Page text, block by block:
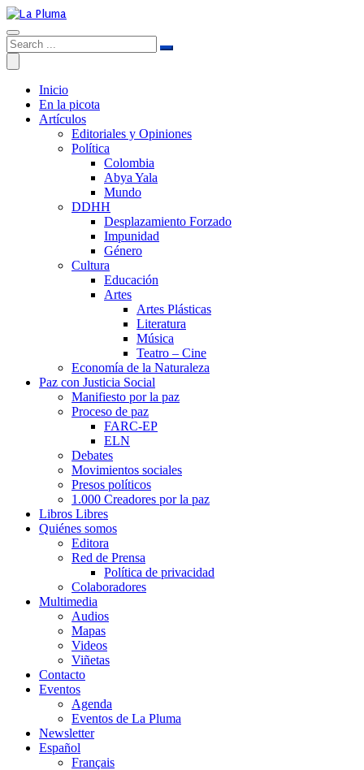
Inicio
En la picota
Artículos
Editoriales y Opiniones
Política
Colombia
Abya Yala
Mundo
DDHH
Desplazamiento Forzado
Impunidad
Género
Cultura
Educación
Artes
Artes Plásticas
Literatura
Música
Teatro – Cine
Economía de la Naturaleza
Paz con Justicia Social
Manifiesto por la paz
Proceso de paz
FARC-EP
ELN
Debates
Movimientos sociales
Presos políticos
1.000 Creadores por la paz
Libros Libres
Quiénes somos
Editora
Red de Prensa
Política de privacidad
Colaboradores
Multimedia
Audios
Mapas
Videos
Viñetas
Contacto
Eventos
Agenda
Eventos de La Pluma
Newsletter
Español
Français